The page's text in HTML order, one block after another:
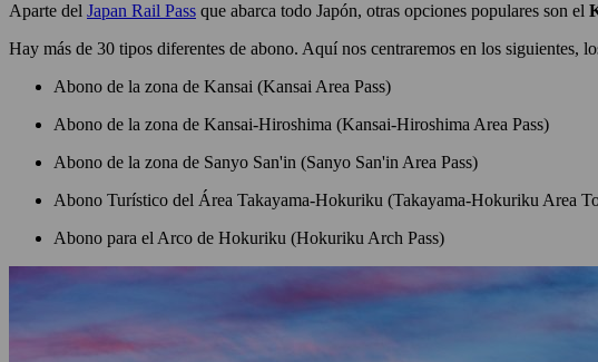
Aparte del Japan Rail Pass que abarca todo Japón, otras opciones populares son el
Hay más de 30 tipos diferentes de abono. Aquí nos centraremos en los siguientes,
Abono de la zona de Kansai (Kansai Area Pass)
Abono de la zona de Kansai-Hiroshima (Kansai-Hiroshima Area Pass)
Abono de la zona de Sanyo San'in (Sanyo San'in Area Pass)
Abono Turístico del Área Takayama-Hokuriku (Takayama-Hokuriku Area
Abono para el Arco de Hokuriku (Hokuriku Arch Pass)